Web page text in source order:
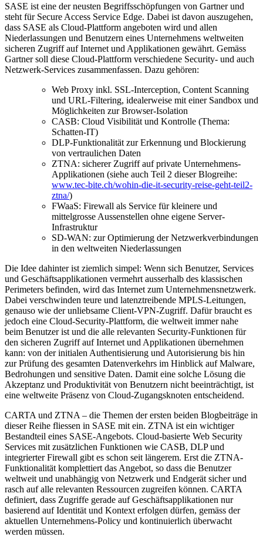
SASE ist eine der neusten Begriffsschöpfungen von Gartner und
steht für Secure Access Service Edge. Dabei ist davon auszugehen,
dass SASE als Cloud-Plattform angeboten wird und allen
Niederlassungen und Benutzern eines Unternehmens weltweiten
sicheren Zugriff auf Internet und Applikationen gewährt. Gemäss
Gartner soll diese Cloud-Plattform verschiedene Security- und auch
Netzwerk-Services zusammenfassen. Dazu gehören:
Web Proxy inkl. SSL-Interception, Content Scanning
und URL-Filtering, idealerweise mit einer Sandbox und
Möglichkeiten zur Browser-Isolation
CASB: Cloud Visibilität und Kontrolle (Thema:
Schatten-IT)
DLP-Funktionalität zur Erkennung und Blockierung
von vertraulichen Daten
ZTNA: sicherer Zugriff auf private Unternehmens-
Applikationen (siehe auch Teil 2 dieser Blogreihe:
www.tec-bite.ch/wohin-die-it-security-reise-geht-teil2-
ztna/)
FWaaS: Firewall als Service für kleinere und
mittelgrosse Aussenstellen ohne eigene Server-
Infrastruktur
SD-WAN: zur Optimierung der Netzwerkverbindungen
in den weltweiten Niederlassungen
Die Idee dahinter ist ziemlich simpel: Wenn sich Benutzer, Services
und Geschäftsapplikationen vermehrt ausserhalb des klassischen
Perimeters befinden, wird das Internet zum Unternehmensnetzwerk.
Dabei verschwinden teure und latenztreibende MPLS-Leitungen,
genauso wie der unliebsame Client-VPN-Zugriff. Dafür braucht es
jedoch eine Cloud-Security-Plattform, die weltweit immer nahe
beim Benutzer ist und die alle relevanten Security-Funktionen für
den sicheren Zugriff auf Internet und Applikationen übernehmen
kann: von der initialen Authentisierung und Autorisierung bis hin
zur Prüfung des gesamten Datenverkehrs im Hinblick auf Malware,
Bedrohungen und sensitive Daten. Damit eine solche Lösung die
Akzeptanz und Produktivität von Benutzern nicht beeinträchtigt, ist
eine weltweite Präsenz von Cloud-Zugangsknoten entscheidend.
CARTA und ZTNA – die Themen der ersten beiden Blogbeiträge in
dieser Reihe fliessen in SASE mit ein. ZTNA ist ein wichtiger
Bestandteil eines SASE-Angebots. Cloud-basierte Web Security
Services mit zusätzlichen Funktionen wie CASB, DLP und
integrierter Firewall gibt es schon seit längerem. Erst die ZTNA-
Funktionalität komplettiert das Angebot, so dass die Benutzer
weltweit und unabhängig von Netzwerk und Endgerät sicher und
rasch auf alle relevanten Ressourcen zugreifen können. CARTA
definiert, dass Zugriffe gerade auf Geschäftsapplikationen nur
basierend auf Identität und Kontext erfolgen dürfen, gemäss der
aktuellen Unternehmens-Policy und kontinuierlich überwacht
werden müssen.